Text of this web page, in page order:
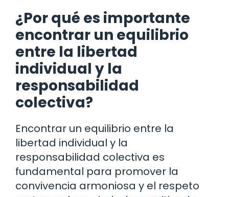
¿Por qué es importante
encontrar un equilibrio
entre la libertad
individual y la
responsabilidad
colectiva?
Encontrar un equilibrio entre la
libertad individual y la
responsabilidad colectiva es
fundamental para promover la
convivencia armoniosa y el respeto